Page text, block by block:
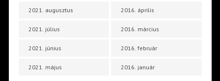
2021. augusztus
2021. július
2021. június
2021. május
2016. április
2016. március
2016. február
2016. január